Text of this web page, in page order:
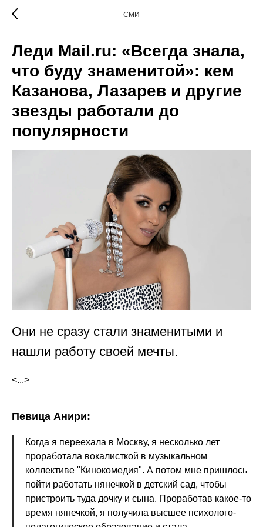
СМИ
Леди Mail.ru: «Всегда знала,
что буду знаменитой»: кем
Казанова, Лазарев и другие
звезды работали до
популярности
Они не сразу стали знаменитыми и
нашли работу своей мечты.
<...>
Певица Анири:
Когда я переехала в Москву, я несколько лет
проработала вокалисткой в музыкальном
коллективе "Кинокомедия". А потом мне пришлось
пойти работать нянечкой в детский сад, чтобы
пристроить туда дочку и сына. Проработав какое-то
время нянечкой, я получила высшее психолого-